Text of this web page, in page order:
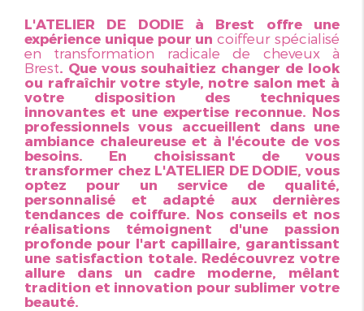
L'ATELIER DE DODIE à Brest offre une
expérience unique pour uncoiffeur spécialisé
en transformation radicale de cheveux à
Brest. Que vous souhaitiez changer de look
ou rafraîchir votre style, notre salon met à
votre disposition des techniques
innovantes et une expertise reconnue. Nos
professionnels vous accueillent dans une
ambiance chaleureuse et à l'écoute de vos
besoins. En choisissant de vous
transformer chez L'ATELIER DE DODIE, vous
optez pour un service de qualité,
personnalisé et adapté aux dernières
tendances de coiffure. Nos conseils et nos
réalisations témoignent d'une passion
profonde pour l'art capillaire, garantissant
une satisfaction totale. Redécouvrez votre
allure dans un cadre moderne, mêlant
tradition et innovation pour sublimer votre
beauté.